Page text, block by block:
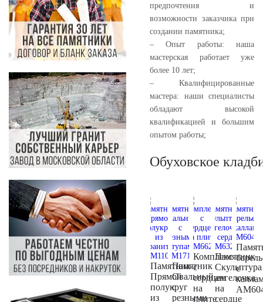
предпочтения и
возможности заказчика при
создании памятника;
– Опыт работы: наша
мастерская работает уже
более 10 лет;
– Квалифицированные
мастера: наши специалисты
обладают высокой
квалификацией и большим
опытом работы;
Обуховское
Памятник
Прямой
полукруг
из
Памятник
Овальный
с
резными
Комплекс
с
сердцем
на
плите
Памятник
Скульптура
ангелочка
на
сердце
с